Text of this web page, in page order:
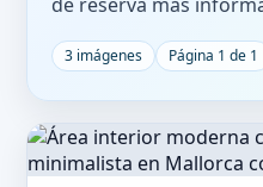
3 imágenes Página 1 de 1